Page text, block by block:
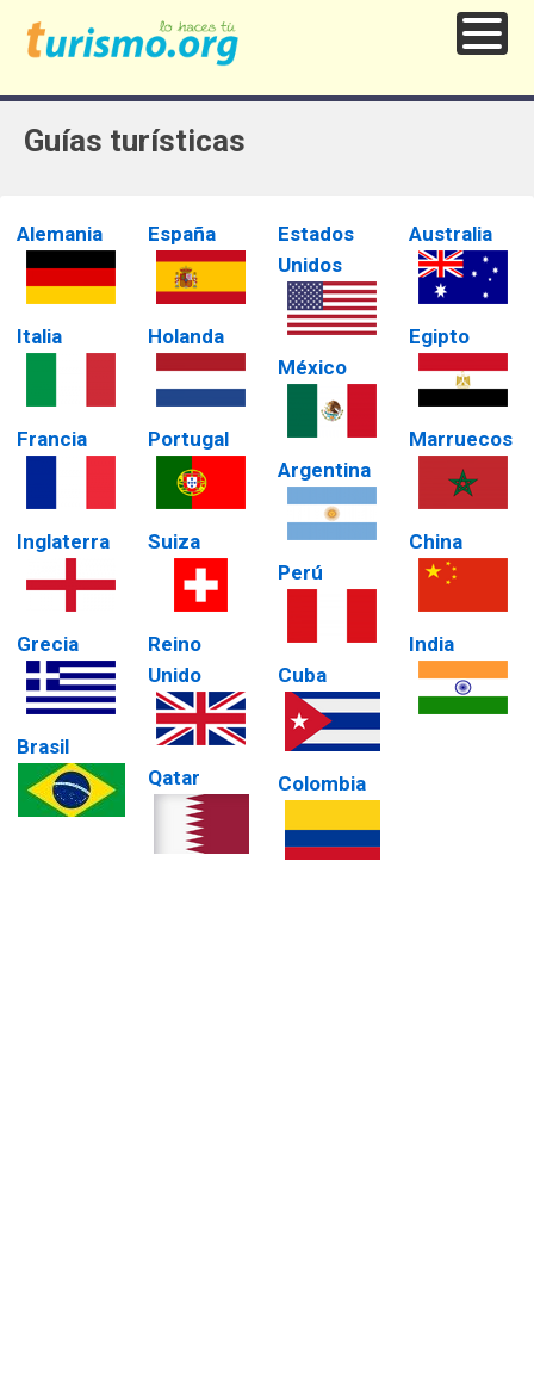
Guías turísticas
Alemania
Italia
Francia
Inglaterra
Grecia
Brasil
España
Holanda
Portugal
Suiza
Reino
Unido
Qatar
Estados
Unidos
México
Argentina
Perú
Cuba
Colombia
Australia
Egipto
Marruecos
China
India